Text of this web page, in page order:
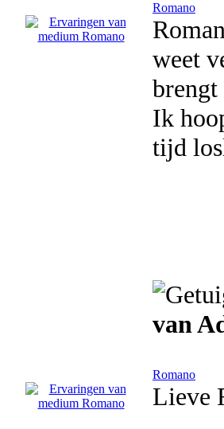
Romano
weet
Ik
tijd
van
Romano
Lieve